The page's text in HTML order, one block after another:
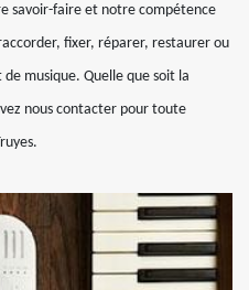
savoir-faire et notre compétence
fixer, réparer, restaurer ou
musique. Quelle que soit la
nous contacter pour toute